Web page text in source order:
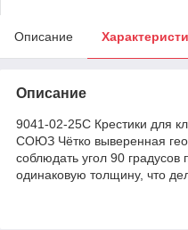
Описание
Описание
9041-02-25С Крестики для
СОЮЗ Чётко выверенная
соблюдать угол 90
одинаковую толщину, что